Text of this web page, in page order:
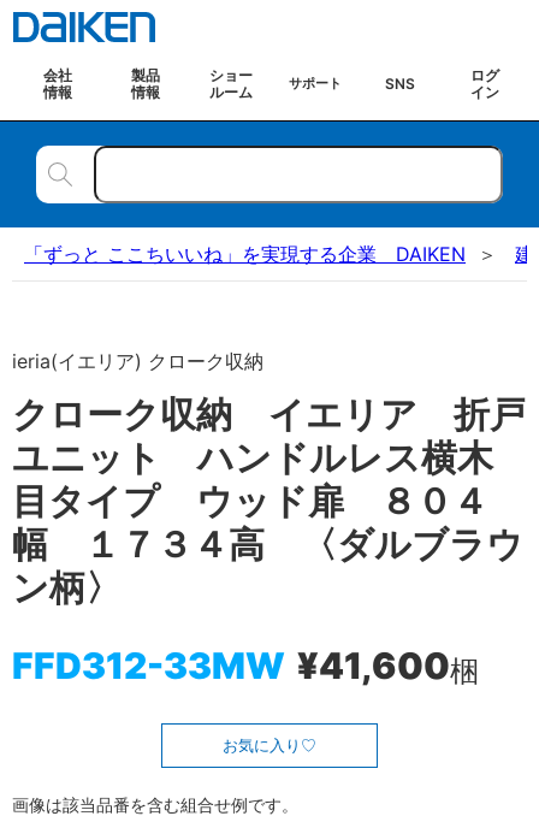
会社
情報
製品
情報
ショー
ルーム
サポート SNS
ログ
イン
「ずっと ここちいいね」を実現する企業 DAIKEN 建
ieria(イエリア) クローク収納
クローク収納 イエリア 折戸
ユニット ハンドルレス横木
目タイプ ウッド扉 ８０４
幅 １７３４高 〈ダルブラウ
ン柄〉
FFD312-33MW ¥41,600梱
お気に入り
画像は該当品番を含む組合せ例です。